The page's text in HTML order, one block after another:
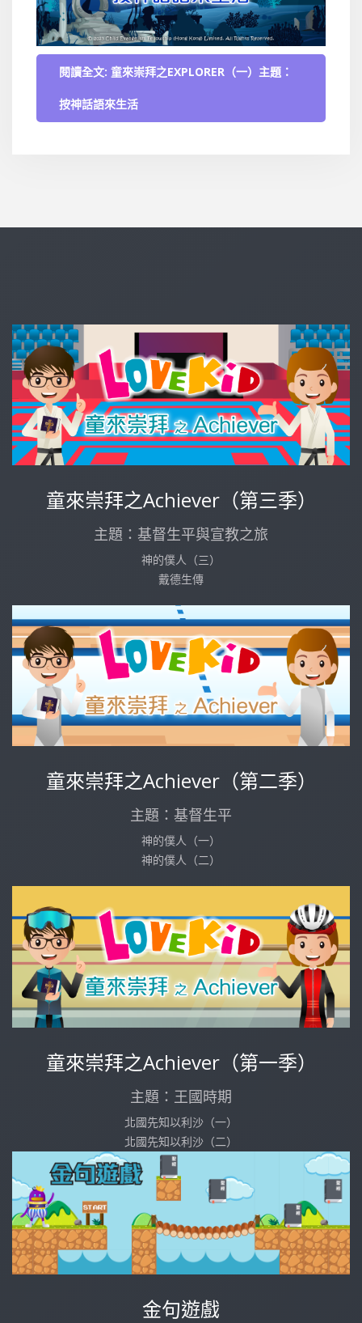
閱讀全文: 童來崇拜之EXPLORER（一）主題：
按神話語來生活
童來崇拜之Achiever（第三季）
主題：基督生平與宣教之旅
神的僕人（三）
戴德生傳
童來崇拜之Achiever（第二季）
主題：基督生平
神的僕人（一）
神的僕人（二）
童來崇拜之Achiever（第一季）
主題：王國時期
北國先知以利沙（一）
北國先知以利沙（二）
金句遊戲